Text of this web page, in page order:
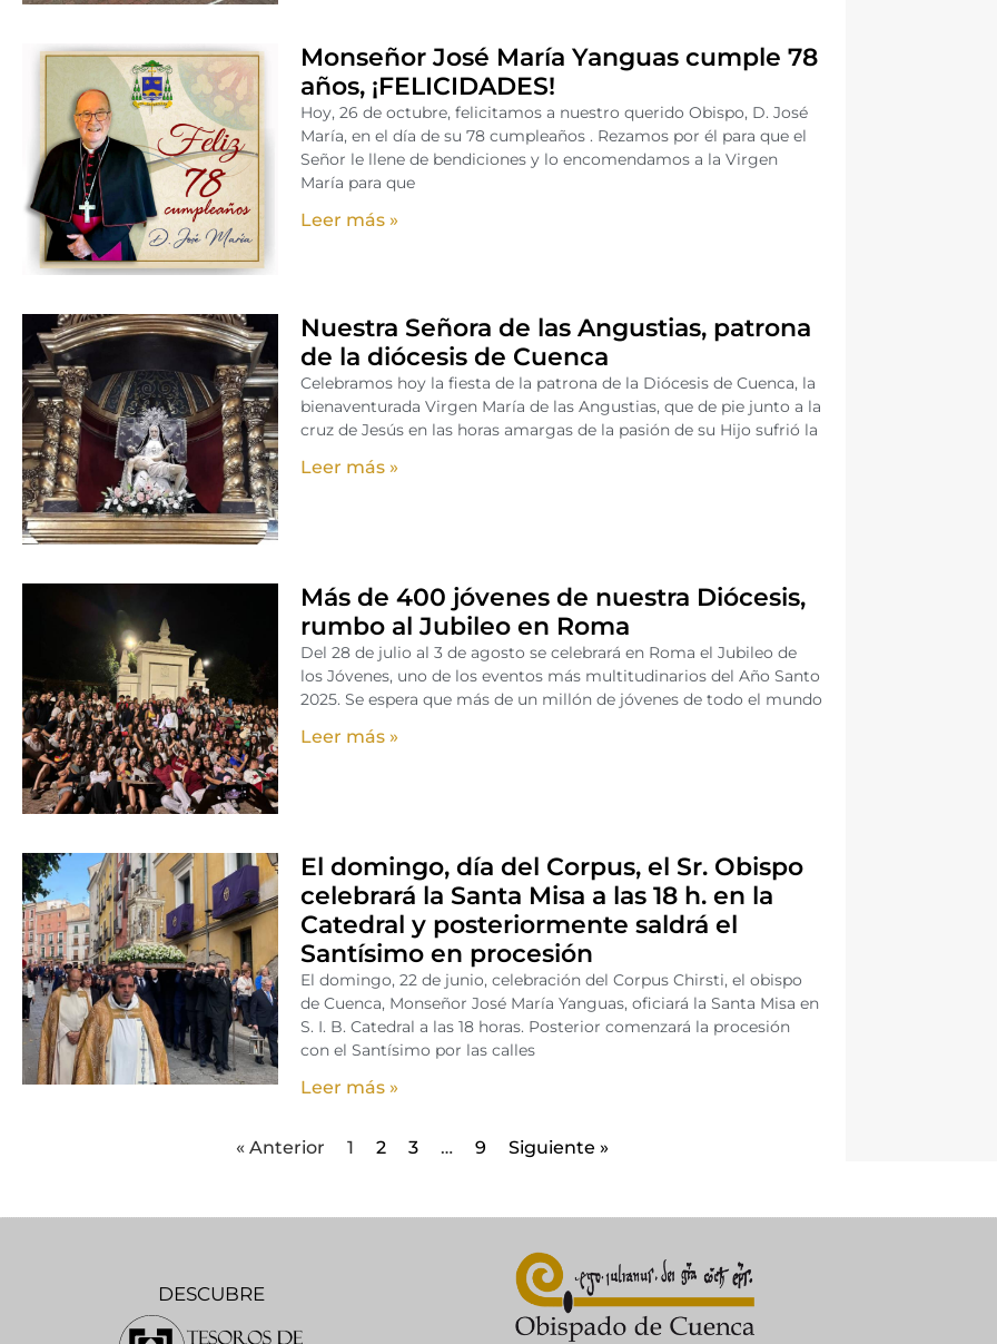
Monseñor José María Yanguas cumple 78
años, ¡FELICIDADES!
Hoy, 26 de octubre, felicitamos a nuestro querido Obispo, D. José
María, en el día de su 78 cumpleaños . Rezamos por él para que el
Señor le llene de bendiciones y lo encomendamos a la Virgen
María para que
Leer más »
Nuestra Señora de las Angustias, patrona
de la diócesis de Cuenca
Celebramos hoy la fiesta de la patrona de la Diócesis de Cuenca, la
bienaventurada Virgen María de las Angustias, que de pie junto a la
cruz de Jesús en las horas amargas de la pasión de su Hijo sufrió la
Leer más »
Más de 400 jóvenes de nuestra Diócesis,
rumbo al Jubileo en Roma
Del 28 de julio al 3 de agosto se celebrará en Roma el Jubileo de
los Jóvenes, uno de los eventos más multitudinarios del Año Santo
2025. Se espera que más de un millón de jóvenes de todo el mundo
Leer más »
El domingo, día del Corpus, el Sr. Obispo
celebrará la Santa Misa a las 18 h. en la
Catedral y posteriormente saldrá el
Santísimo en procesión
El domingo, 22 de junio, celebración del Corpus Chirsti, el obispo
de Cuenca, Monseñor José María Yanguas, oficiará la Santa Misa en
S. I. B. Catedral a las 18 horas. Posterior comenzará la procesión
con el Santísimo por las calles
Leer más »
« Anterior 1 2 3 … 9 Siguiente »
DESCUBRE